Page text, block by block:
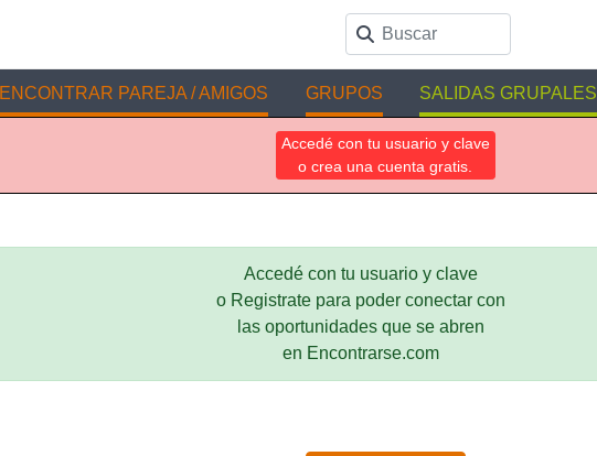
ENCONTRAR PAREJA / AMIGOS GRUPOS SALIDAS GRUPALES
Accedé con tu usuario y clave
o crea una cuenta gratis.
Accedé con tu usuario y clave
o Registrate para poder conectar con
las oportunidades que se abren
en Encontrarse.com